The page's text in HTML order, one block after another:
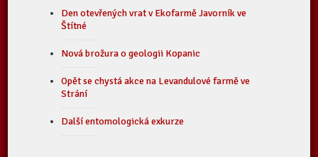
Den otevřených vrat v Ekofarmě Javorník ve
Štítné
Nová brožura o geologii Kopanic
Opět se chystá akce na Levandulové farmě ve
Strání
Další entomologická exkurze